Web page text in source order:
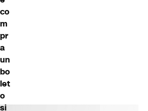
co
m
pr
a
un
bo
let
o
si